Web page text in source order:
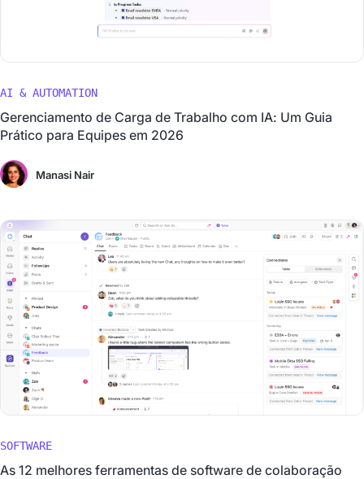
AI & AUTOMATION
Gerenciamento de Carga de Trabalho com IA: Um Guia
Prático para Equipes em 2026
Manasi Nair
SOFTWARE
As 12 melhores ferramentas de software de colaboração